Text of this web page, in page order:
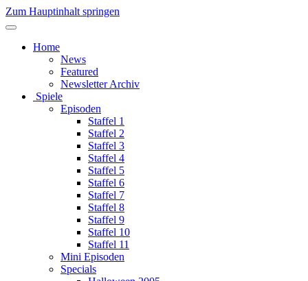
Zum Hauptinhalt springen
Home
News
Featured
Newsletter Archiv
Spiele
Episoden
Staffel 1
Staffel 2
Staffel 3
Staffel 4
Staffel 5
Staffel 6
Staffel 7
Staffel 8
Staffel 9
Staffel 10
Staffel 11
Mini Episoden
Specials